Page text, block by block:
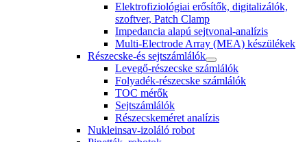
Elektrofiziológiai erősítők, digitalizálók,
szoftver, Patch Clamp
Impedancia alapú sejtvonal-analízis
Multi-Electrode Array (MEA) készülékek
Részecske-és sejtszámlálók
Levegő-részecske számlálók
Folyadék-részecske számlálók
TOC mérők
Sejtszámlálók
Részecskeméret analízis
Nukleinsav-izoláló robot